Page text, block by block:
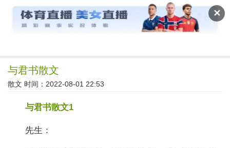
✕
读文斋
与君书散文
散文 时间：2022-08-01 22:53
与君书散文1
先生：